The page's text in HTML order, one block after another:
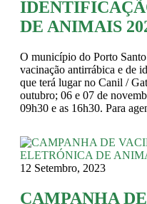
DE ANIMAIS
O município do Porto
vacinação antirrábica e de
que terá lugar no Canil /
outubro; 06 e 07 de
09h30 e as 16h30. Para
12 Setembro, 2023
CAMPANHA